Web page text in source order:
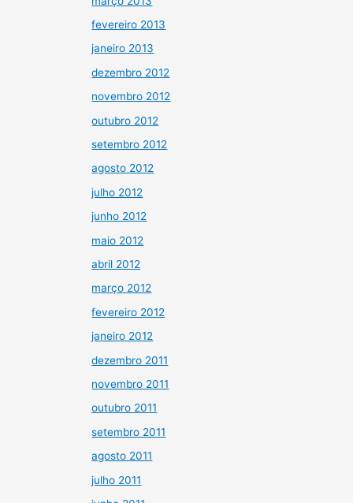
fevereiro 2013
janeiro 2013
dezembro 2012
novembro 2012
outubro 2012
setembro 2012
agosto 2012
julho 2012
junho 2012
maio 2012
abril 2012
março 2012
fevereiro 2012
janeiro 2012
dezembro 2011
novembro 2011
outubro 2011
setembro 2011
agosto 2011
julho 2011